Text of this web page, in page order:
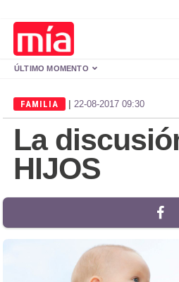
ÚLTIMO MOMENTO
FAMILIA | 22-08-2017 09:30
La
HIJOS